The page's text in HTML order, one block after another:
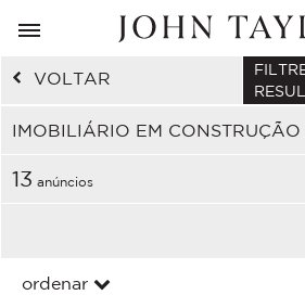
VOLTAR
IMOBILIÁRIO EM CONSTRUÇÃO
13 anúncios
ordenar